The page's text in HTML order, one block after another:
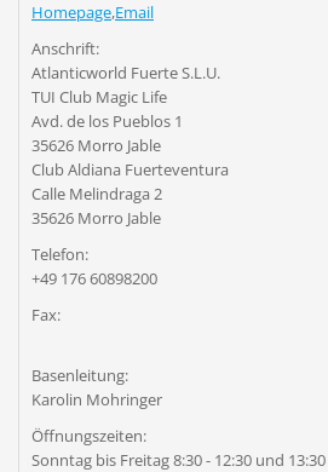
Homepage,Email
Anschrift:
Atlanticworld Fuerte S.L.U.
TUI Club Magic Life
Avd. de los Pueblos 1
35626 Morro Jable
Club Aldiana Fuerteventura
Calle Melindraga 2
35626 Morro Jable
Telefon:
+49 176 60898200
Fax:
Basenleitung:
Karolin Mohringer
Öffnungszeiten:
Sonntag bis Freitag 8:30 - 12:30 und